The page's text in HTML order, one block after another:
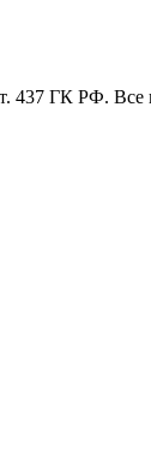
437 ГК РФ. Все